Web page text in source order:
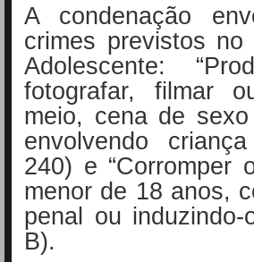
A condenação
crimes previstos
Adolescente:
fotografar, filmar
meio, cena de
envolvendo
240) e “Corromper
menor de 18 anos,
penal ou
B).